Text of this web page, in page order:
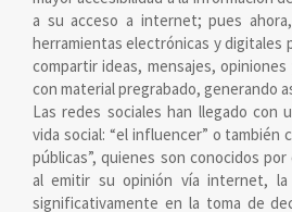
a su acceso a internet; pues
herramientas electrónicas y digitales
compartir ideas, mensajes,
con material pregrabado, generando
Las redes sociales han llegado con
vida social: “el influencer” o también
públicas”, quienes son conocidos
al emitir su opinión vía internet, la
significativamente en la toma de